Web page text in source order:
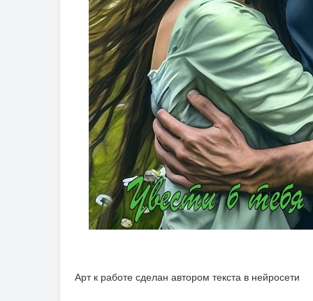
Арт к работе сделан автором текста в нейросети